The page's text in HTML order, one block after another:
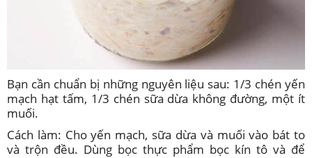
Bạn cần chuẩn bị những nguyên liệu sau: 1/3 chén yến
mạch hạt tấm, 1/3 chén sữa dừa không đường, một ít
muối.
Cách làm: Cho yến mạch, sữa dừa và muối vào bát to
và trộn đều. Dùng bọc thực phẩm bọc kín tô và để